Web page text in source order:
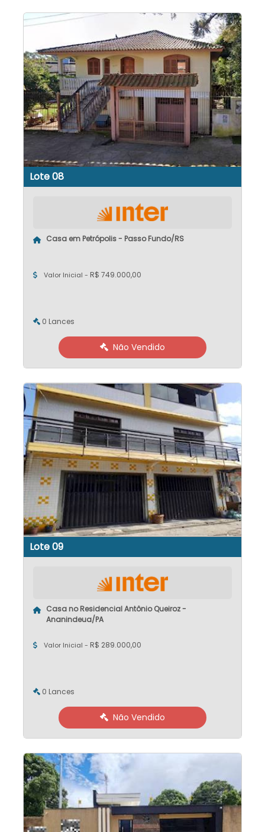
Lote 08
Casa em Petrópolis - Passo Fundo/RS
Valor Inicial - R$ 749.000,00
0 Lances
Não Vendido
Lote 09
Casa no Residencial Antônio Queiroz -
Ananindeua/PA
Valor Inicial - R$ 289.000,00
0 Lances
Não Vendido